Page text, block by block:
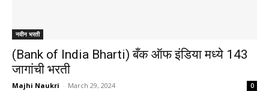
नवीन भरती
(Bank of India Bharti) बँक ऑफ इंडिया मध्ये 143
जागांची भरती
Majhi Naukri - March 29, 2024 0